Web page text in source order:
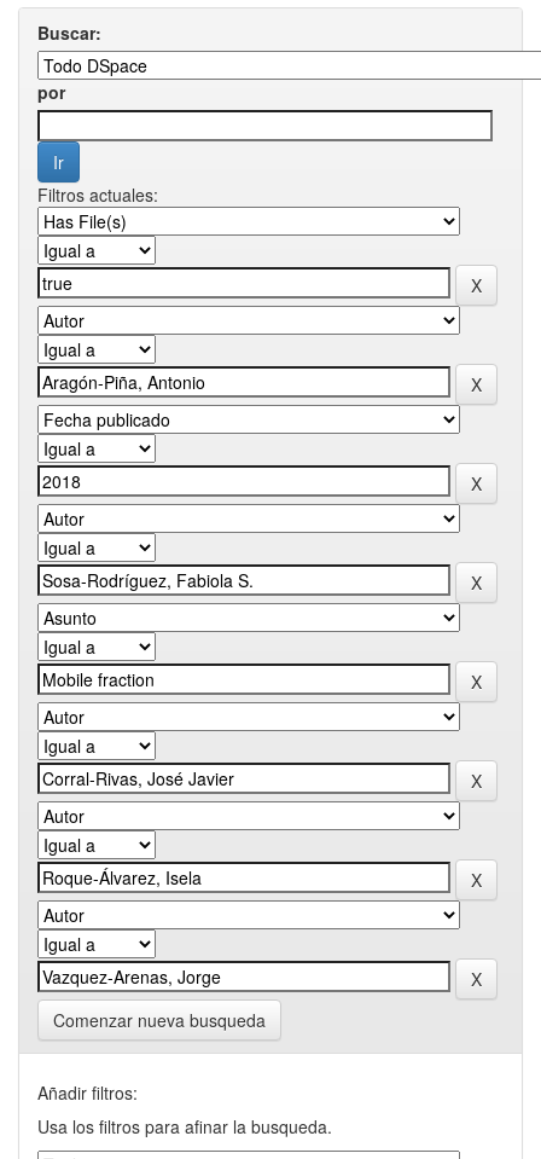
Buscar:
por
Filtros actuales:
Comenzar nueva busqueda
Añadir filtros:
Usa los filtros para afinar la busqueda.